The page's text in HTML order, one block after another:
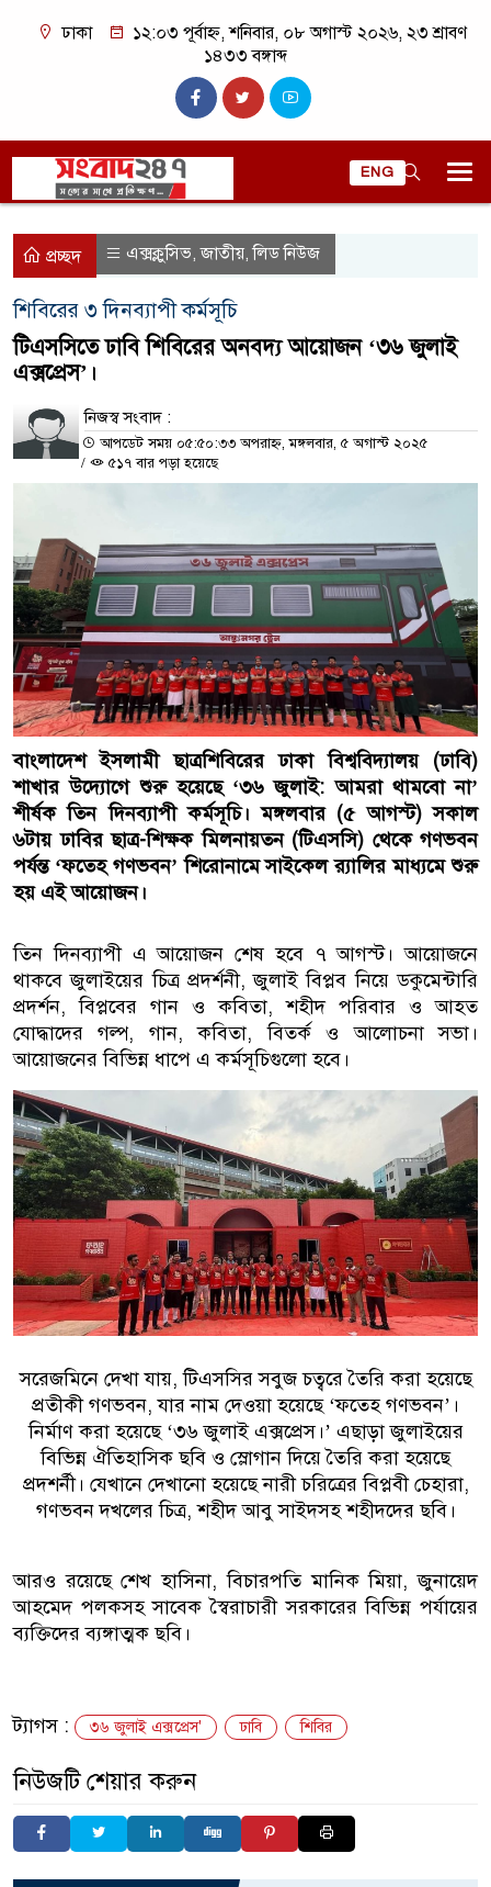
ঢাকা
১২:০৩ পূর্বাহ্ন, শনিবার, ০৮ অগাস্ট ২০২৬, ২৩ শ্রাবণ
১৪৩৩ বঙ্গাব্দ
ENG
প্রচ্ছদ এক্সক্লুসিভ,জাতীয়,লিড নিউজ
শিবিরের ৩ দিনব্যাপী কর্মসূচি
টিএসসিতে ঢাবি শিবিরের অনবদ্য আয়োজন ‘৩৬ জুলাই
এক্সপ্রেস’।
নিজস্ব সংবাদ :
আপডেট সময় ০৫:৫০:৩৩ অপরাহ্ন, মঙ্গলবার, ৫ অগাস্ট ২০২৫
/
৫১৭ বার পড়া হয়েছে
বাংলাদেশ ইসলামী ছাত্রশিবিরের ঢাকা বিশ্ববিদ্যালয় (ঢাবি)
শাখার উদ্যোগে শুরু হয়েছে ‘৩৬ জুলাই: আমরা থামবো না’
শীর্ষক তিন দিনব্যাপী কর্মসূচি। মঙ্গলবার (৫ আগস্ট) সকাল
৬টায় ঢাবির ছাত্র-শিক্ষক মিলনায়তন (টিএসসি) থেকে গণভবন
পর্যন্ত ‘ফতেহ গণভবন’ শিরোনামে সাইকেল র‌্যালির মাধ্যমে শুরু
হয় এই আয়োজন।
তিন দিনব্যাপী এ আয়োজন শেষ হবে ৭ আগস্ট। আয়োজনে
থাকবে জুলাইয়ের চিত্র প্রদর্শনী, জুলাই বিপ্লব নিয়ে ডকুমেন্টারি
প্রদর্শন, বিপ্লবের গান ও কবিতা, শহীদ পরিবার ও আহত
যোদ্ধাদের গল্প, গান, কবিতা, বিতর্ক ও আলোচনা সভা।
আয়োজনের বিভিন্ন ধাপে এ কর্মসূচিগুলো হবে।
সরেজমিনে দেখা যায়, টিএসসির সবুজ চত্বরে তৈরি করা হয়েছে
প্রতীকী গণভবন, যার নাম দেওয়া হয়েছে ‘ফতেহ গণভবন’।
নির্মাণ করা হয়েছে ‘৩৬ জুলাই এক্সপ্রেস।’ এছাড়া জুলাইয়ের
বিভিন্ন ঐতিহাসিক ছবি ও স্লোগান দিয়ে তৈরি করা হয়েছে
প্রদশর্নী। যেখানে দেখানো হয়েছে নারী চরিত্রের বিপ্লবী চেহারা,
গণভবন দখলের চিত্র, শহীদ আবু সাইদসহ শহীদদের ছবি।
আরও রয়েছে শেখ হাসিনা, বিচারপতি মানিক মিয়া, জুনায়েদ
আহমেদ পলকসহ সাবেক স্বৈরাচারী সরকারের বিভিন্ন পর্যায়ের
ব্যক্তিদের ব্যঙ্গাত্মক ছবি।
ট্যাগস : ৩৬ জুলাই এক্সপ্রেস' ঢাবি শিবির
নিউজটি শেয়ার করুন